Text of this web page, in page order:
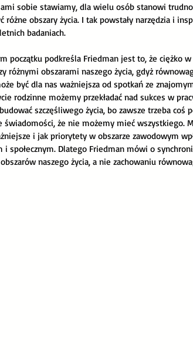
Praca z pasją
sobie stawiamy, dla wielu osób stanowi
różne obszary życia. I tak powstały narzędzia i
badaniach.
początku podkreśla Friedman jest to, że ciężko
różnymi obszarami naszego życia, gdyż
być dla nas ważniejsza od spotkań ze
rodzinne możemy przekładać nad sukces w
szczęśliwego życia, bo zawsze trzeba coś
że nie możemy mieć wszystkiego.
i jak priorytety w obszarze zawodowym
społecznym. Dlatego Friedman mówi o
naszego życia, a nie zachowaniu